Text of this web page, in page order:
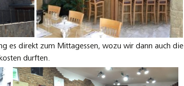
es direkt zum Mittagessen, wozu wir dann auch die
durften.